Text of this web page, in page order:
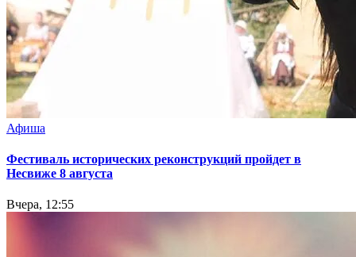
Афиша
Фестиваль исторических реконструкций пройдет в
Несвиже 8 августа
Вчера, 12:55